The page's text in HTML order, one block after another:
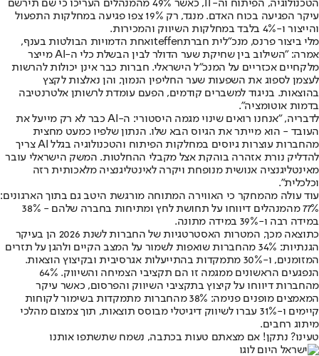
הטכנולוגיה, הפיתוח וה-IT, כאשר 49% מהמנהלים העריכו כי שם תירשם
עיקר הפגיעה בכוח האדם. מנגד, רק 19% צפו פגיעה במחלקות התפעול
והייצור ו-4% בלבד במחלקות השיווק והמכירות.
מלי ביצור פרנס, מנכ"לית חברתteffenואחת הדמויות הבולטות בענף,
אמרה: "השילוב בין שחיקת שער הדולר לבין הבשלת כלי ה-AI מייצר
מלקחיים אכזריים על המנכ"ל הישראלי. חברות כבר אינן יכולות להרשות
לעצמן לספוג את השפעות שער החליפין הנמוך, והן נאלצות לקצץ
בהוצאות. בניגוד למשברים קודמים, הפעם עומדת לרשותן אלטרנטיבה
בדמות אוטומציה".
לדבריה, "אנחנו רואים שינוי מגמה היסטורי: ה-AI כבר לא רק מייעל את
העובד - הוא מייתר את הגיוס הבא שלו. הנתון שלפיו כמעט מחצית
מהחברות עוצרות גיוסים במחלקות הפיתוח והטכנולוגיה בגלל AI צריך
להדליק נורת אזהרה בוהקת אצל מקבלי ההחלטות. המשק הישראלי עובר
מאינטליגנציה אנושית מנופחת ויקרה לאינטליגנציה מלאכותית רזה
וכלכלית".
עוד עולה מהמחקר כי האווירה המתוחה מורגשת היטב גם בתוך הארגונים:
77% מהמנהלים דיווחו על תחושת לחץ ומתיחות בחברה שלהם - 38%
במידה רבה ו-39% במידה מתונה.
כתוצאה מכך, המטרות האסטרטגיות של החברות לשנת 2026 הן בעיקר
הגנתיות: 34% מהחברות שואפות לשמור על המצב הקיים ולהגן על תזרים
המזומנים, ו-30% מתמקדות בהתייעלות אגרסיבית ובקיצוץ הוצאות.
הנפגעים הראשונים ממגמה זו הם תקציבי הצמיחה והשיווק. 64%
מהחברות דיווחו על קיצוץ בתקציבי השיווק והפרסום, כאשר עיקר
המאמצים מופנים פנימה: 38% מהחברות מתמקדות בשימור לקוחות
קיימים ו-31% עברו לשיווק דיגיטלי מבוסס תוצאות, תוך צמצום מהלכי
מיתוג רחבים.
טעינו? נתקן! אם מצאתם טעות בכתבה, נשמח שתשתפו אותנו